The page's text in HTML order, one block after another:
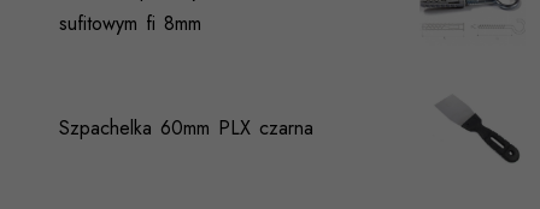
sufitowym fi 8mm
Szpachelka 60mm PLX czarna